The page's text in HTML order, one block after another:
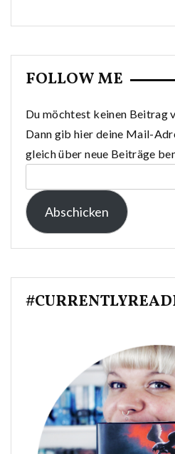
FOLLOW ME
Du möchtest keinen Beitrag
Dann gib hier deine Mail-
gleich über neue Beiträge
Mail-
Adresse:
Abschicken